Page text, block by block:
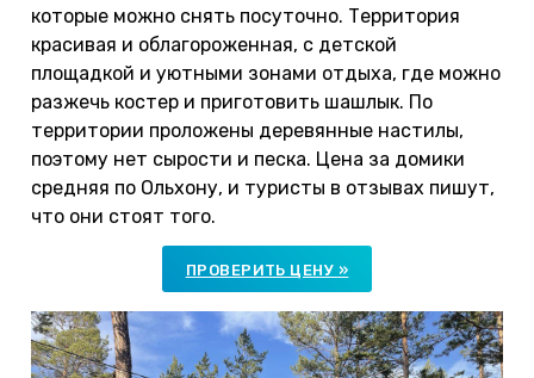
которые можно снять посуточно. Территория
красивая и облагороженная, с детской
площадкой и уютными зонами отдыха, где можно
разжечь костер и приготовить шашлык. По
территории проложены деревянные настилы,
поэтому нет сырости и песка. Цена за домики
средняя по Ольхону, и туристы в отзывах пишут,
что они стоят того.
ПРОВЕРИТЬ ЦЕНУ »